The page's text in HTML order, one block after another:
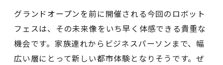
グランドオープンを前に開催される今回のロボット
フェスは、その未来像をいち早く体感できる貴重な
機会です。家族連れからビジネスパーソンまで、幅
広い層にとって新しい都市体験となりそうです。ぜ